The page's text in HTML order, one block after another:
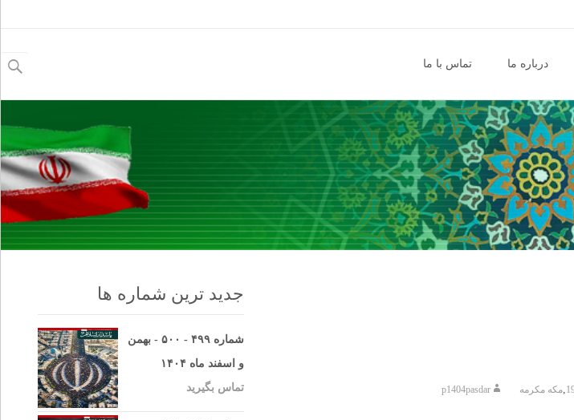
درباره ما تماس با ما
برای:
,مکه مکرمه p1404pasdar
جدید ترین شماره ها
شماره ۴۹۹ - ۵۰۰ - بهمن
و اسفند ماه ۱۴۰۴
تماس بگیرید